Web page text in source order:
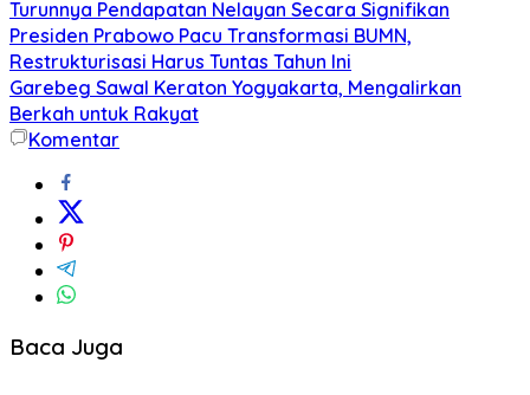
Turunnya Pendapatan Nelayan Secara Signifikan
Presiden Prabowo Pacu Transformasi BUMN,
Restrukturisasi Harus Tuntas Tahun Ini
Garebeg Sawal Keraton Yogyakarta, Mengalirkan
Berkah untuk Rakyat
Komentar
Baca Juga